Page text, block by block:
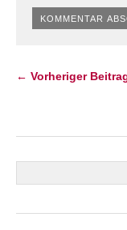
← Vorheriger